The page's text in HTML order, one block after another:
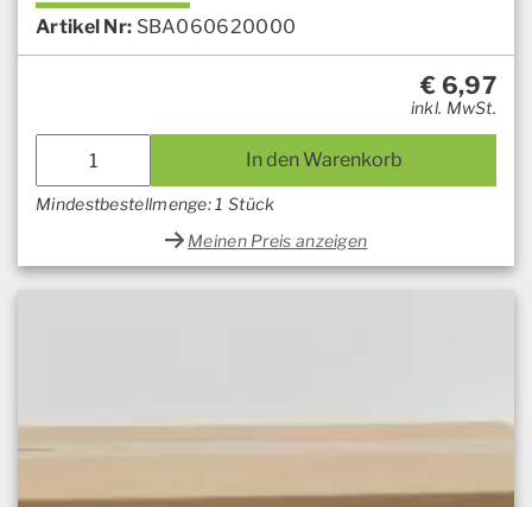
Artikel Nr: SBA060620000
€ 6,97
inkl. MwSt.
In den Warenkorb
Mindestbestellmenge: 1 Stück
Meinen Preis anzeigen